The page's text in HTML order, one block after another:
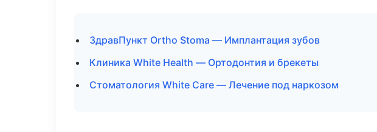
ЗдравПункт Ortho Stoma — Имплантация зубов
Клиника White Health — Ортодонтия и брекеты
Стоматология White Care — Лечение под наркозом